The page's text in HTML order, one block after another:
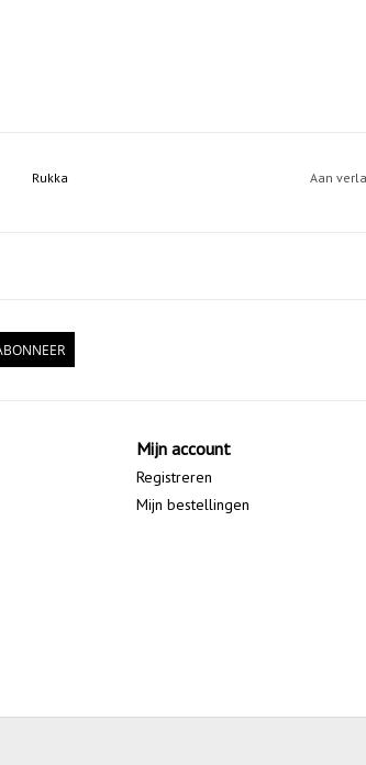
Rukka Aan
Mijn account
Registreren
Mijn bestellingen